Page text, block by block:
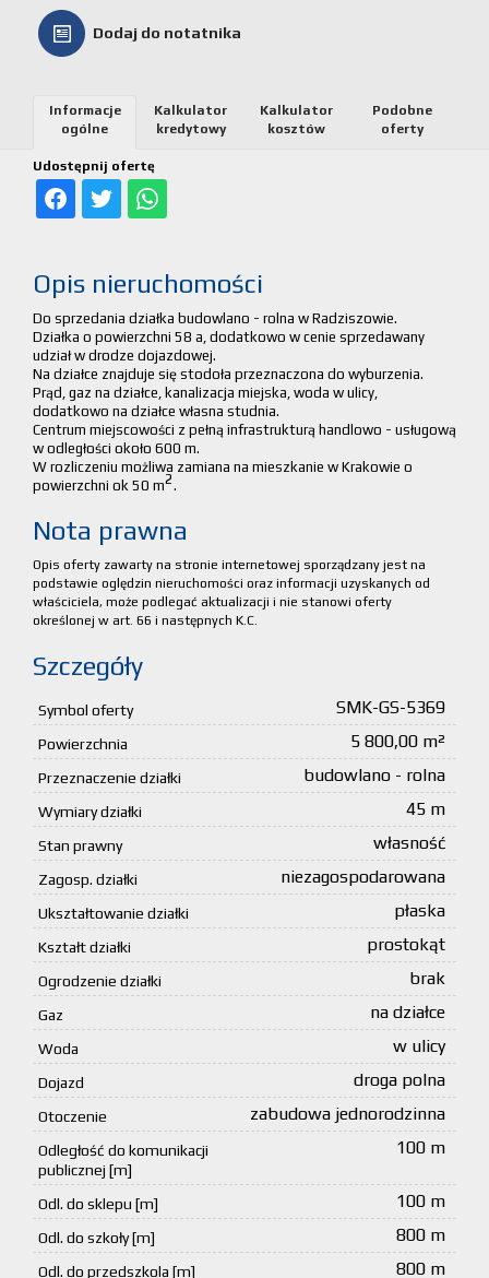
Kontakt
Dodaj do notatnika
Udostępnij ofertę
Informacje
ogólne
Kalkulator
kredytowy
Kalkulator
kosztów
Podobne
oferty
Opis nieruchomości
Do sprzedania działka budowlano - rolna w Radziszowie.
Działka o powierzchni 58 a, dodatkowo w cenie sprzedawany
udział w drodze dojazdowej.
Na działce znajduje się stodoła przeznaczona do wyburzenia.
Prąd, gaz na działce, kanalizacja miejska, woda w ulicy,
dodatkowo na działce własna studnia.
Centrum miejscowości z pełną infrastrukturą handlowo - usługową
w odległości około 600 m.
W rozliczeniu możliwa zamiana na mieszkanie w Krakowie o
powierzchni ok 50 m2.
Nota prawna
Opis oferty zawarty na stronie internetowej sporządzany jest na
podstawie oględzin nieruchomości oraz informacji uzyskanych od
właściciela, może podlegać aktualizacji i nie stanowi oferty
określonej w art. 66 i następnych K.C.
Szczegóły
Symbol oferty SMK-GS-5369
Powierzchnia 5 800,00 m²
Przeznaczenie działki budowlano - rolna
Wymiary działki 45 m
Stan prawny własność
Zagosp. działki niezagospodarowana
Ukształtowanie działki płaska
Kształt działki prostokąt
Ogrodzenie działki brak
Gaz na działce
Woda w ulicy
Dojazd droga polna
Otoczenie zabudowa jednorodzinna
Odległość do komunikacji
publicznej [m]
100 m
Odl. do sklepu [m] 100 m
Odl. do szkoły [m] 800 m
Odl. do przedszkola [m] 800 m